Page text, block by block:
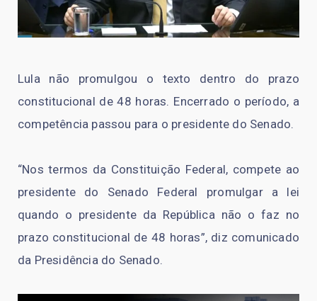
Lula não promulgou o texto dentro do prazo
constitucional de 48 horas. Encerrado o período, a
competência passou para o presidente do Senado.
“Nos termos da Constituição Federal, compete ao
presidente do Senado Federal promulgar a lei
quando o presidente da República não o faz no
prazo constitucional de 48 horas”, diz comunicado
da Presidência do Senado.